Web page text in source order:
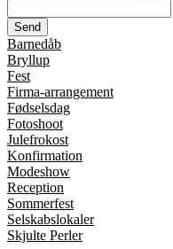
Barnedåb
Bryllup
Fest
Firma-arrangement
Fødselsdag
Fotoshoot
Julefrokost
Konfirmation
Modeshow
Reception
Sommerfest
Selskabslokaler
Skjulte Perler